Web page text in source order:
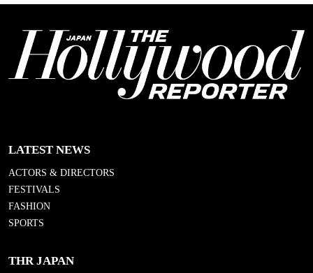
LATEST NEWS
ACTORS & DIRECTORS
FESTIVALS
FASHION
SPORTS
THR JAPAN